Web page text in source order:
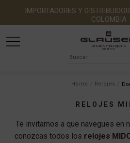
IMPORTADORES Y
COLOMBIA
Home Relojes
RELOJES
Te invitamos a que navegues en
conozcas todos los relojes